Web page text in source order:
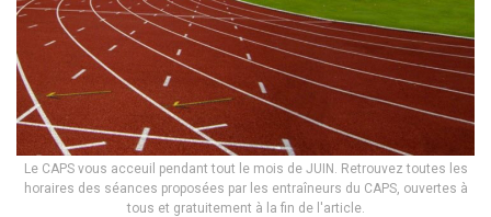
Le CAPS vous acceuil pendant tout le mois de JUIN. Retrouvez toutes les
horaires des séances proposées par les entraîneurs du CAPS, ouvertes à
tous et gratuitement à la fin de l'article.